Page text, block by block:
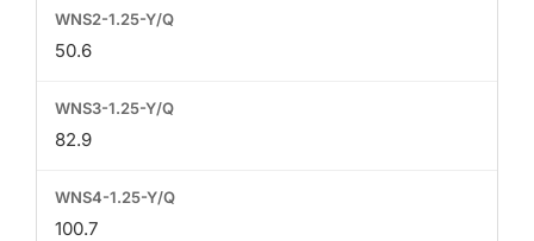
50.6
82.9
100.7